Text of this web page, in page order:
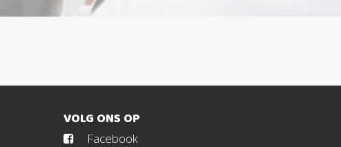
VOLG ONS OP
Facebook